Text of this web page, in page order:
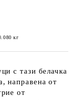
кг
с тази белачка
направена от
от